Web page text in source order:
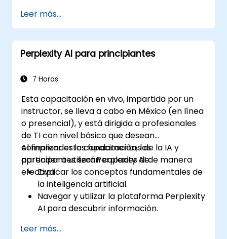
Utilizar Perplexity AI para evaluar a los
estudiantes y proporcionar
retroalimentación.
Explorar el potencial de la IA en el
Leer más...
Perplexity AI para principiantes
7 Horas
Esta capacitación en vivo, impartida por un
instructor, se lleva a cabo en México (en línea
o presencial), y está dirigida a profesionales
de TI con nivel básico que desean
comprender los fundamentos de la IA y
aprender a utilizar Perplexity AI de manera
efectiva.
Al finalizar esta capacitación, los
participantes serán capaces de:
Explicar los conceptos fundamentales de
la inteligencia artificial.
Navegar y utilizar la plataforma Perplexity
AI para descubrir información.
escenarios del mundo real.
Leer más...